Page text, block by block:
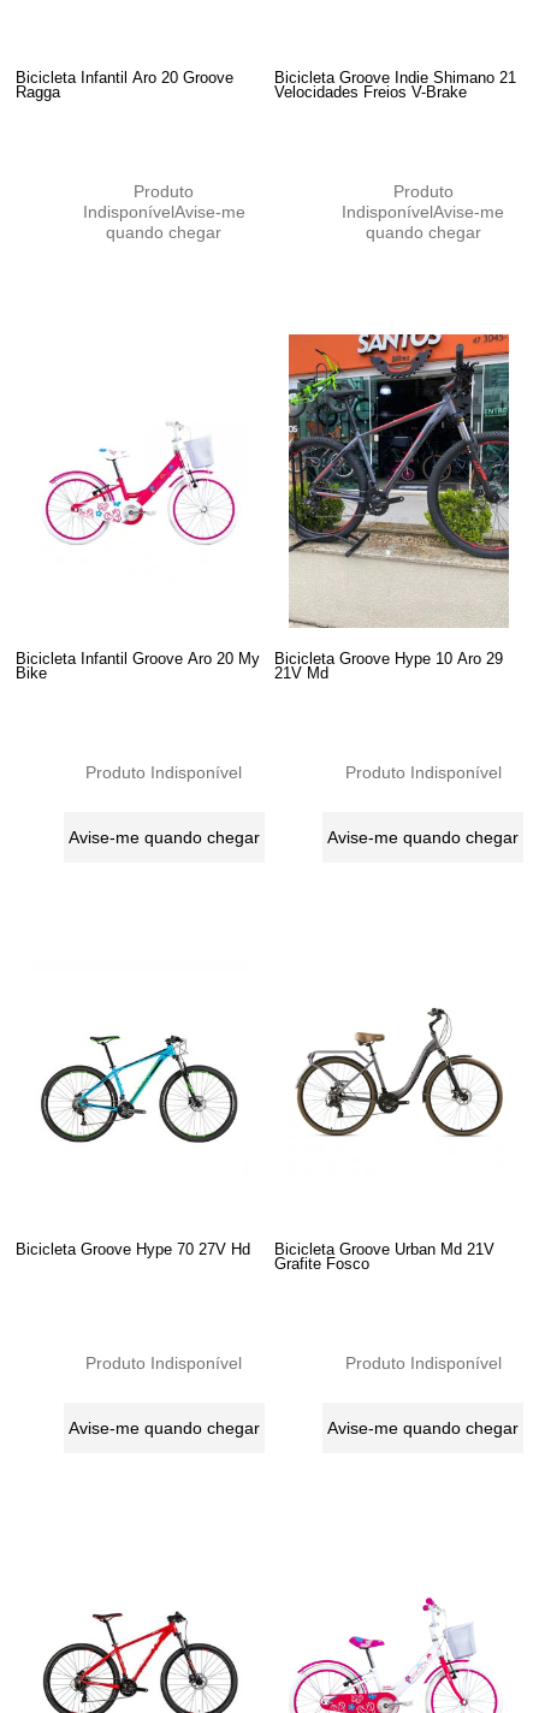
Bicicleta Infantil Aro 20 Groove
Ragga
Produto
IndisponívelAvise-me
quando chegar
Bicicleta Groove Indie Shimano 21
Velocidades Freios V-Brake
Produto
IndisponívelAvise-me
quando chegar
Bicicleta Infantil Groove Aro 20 My
Bike
Produto Indisponível
Avise-me quando chegar
Bicicleta Groove Hype 10 Aro 29
21V Md
Produto Indisponível
Avise-me quando chegar
Bicicleta Groove Hype 70 27V Hd
Produto Indisponível
Avise-me quando chegar
Bicicleta Groove Urban Md 21V
Grafite Fosco
Produto Indisponível
Avise-me quando chegar